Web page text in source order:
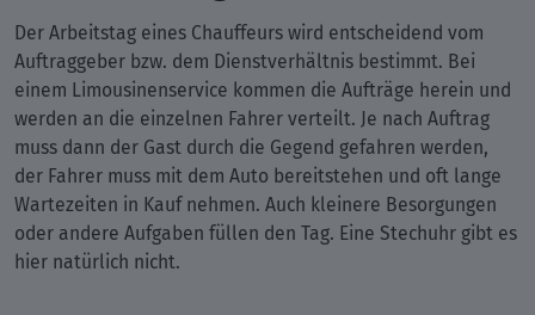
Der Arbeitstag eines Chauffeurs wird entscheidend vom
Auftraggeber bzw. dem Dienstverhältnis bestimmt. Bei
einem Limousinenservice kommen die Aufträge herein und
werden an die einzelnen Fahrer verteilt. Je nach Auftrag
muss dann der Gast durch die Gegend gefahren werden,
der Fahrer muss mit dem Auto bereitstehen und oft lange
Wartezeiten in Kauf nehmen. Auch kleinere Besorgungen
oder andere Aufgaben füllen den Tag. Eine Stechuhr gibt es
hier natürlich nicht.